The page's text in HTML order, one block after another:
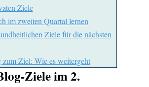
Ziele
im zweiten Quartal lernen
Ziele für die nächsten
zum Ziel: Wie es weitergeht
Ziele im 2.